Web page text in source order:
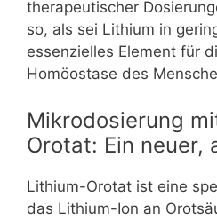
therapeutischer
so, als sei Lithium in
essenzielles Element für
Homöostase des
Mikrodosierung
Orotat: Ein neuer,
Lithium-Orotat ist eine
das Lithium-Ion an